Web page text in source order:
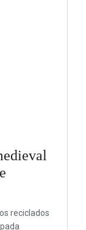
reciclados